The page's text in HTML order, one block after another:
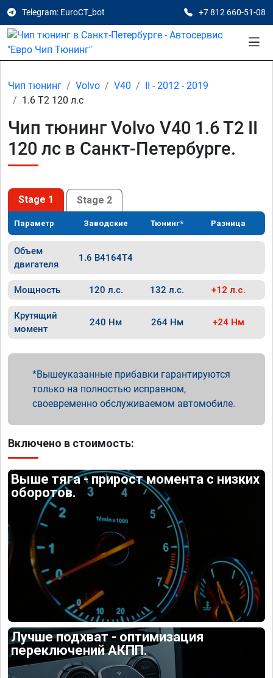
Telegram: EuroCT_bot +7 812 660-51-08
Чип тюнинг Volvo V40
II - 2012 - 2019
1.6 T2 120 л.с
Чип тюнинг Volvo V40 1.6 T2 II
120 лс в Санкт-Петербурге.
Stage 1 Stage 2
Параметр Заводские Тюнинг* Разница
Объем
двигателя
1.6 B4164T4
Мощность 120 л.с. 132 л.с. +12 л.с.
Крутящий
момент
240 Нм 264 Нм +24 Нм
Вышеуказанные прибавки гарантируются
только на полностью исправном,
своевременно обслуживаемом автомобиле.
Включено в стоимость:
Выше тяга - прирост момента с низких
оборотов.
Лучше подхват - оптимизация
переключений АКПП.